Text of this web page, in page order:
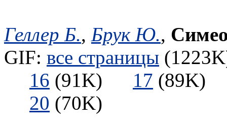
Геллер Б., Брук Ю.,
GIF: все страницы
16 (91K) 17
20 (70K)